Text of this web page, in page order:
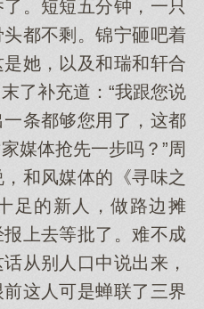
。短短五分钟，一只
都不剩。锦宁砸吧着
她，以及和瑞和轩合
了补充道：“我跟您说
条都够您用了，这都
媒体抢先一步吗？”周
和风媒体的《寻味之
足的新人，做路边摊
上去等批了。难不成
从别人口中说出来，
这人可是蝉联了三界